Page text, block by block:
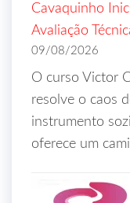
Cavaquinho
Avaliação
09/08/2026
O curso Victor
resolve o caos
instrumento
oferece um